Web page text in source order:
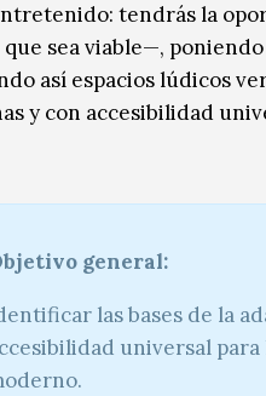
tendrás la
sea viable—,
así espacios lúdicos
y con accesibilidad
general:
las bases de la
universal